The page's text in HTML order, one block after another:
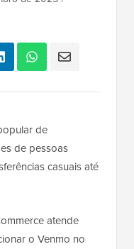
de
de pessoas
casuais até
atende
o Venmo no